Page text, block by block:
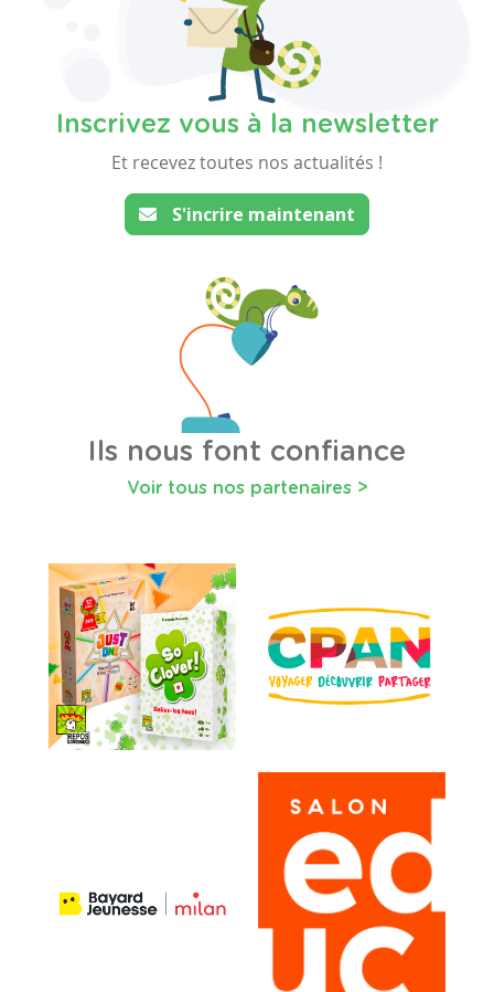
Inscrivez vous à la newsletter
Et recevez toutes nos actualités !
S'incrire maintenant
Ils nous font confiance
Voir tous nos partenaires >